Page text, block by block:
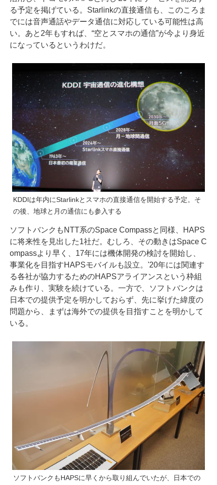
る予定を掲げている。Starlinkの直接通信も、このころま
でには音声通話やデータ通信に対応している可能性は高
い。あと2年もすれば、“空とスマホの通信”が今より身近
になっているというわけだ。
KDDIは年内にStarlinkとスマホの直接通信を開始する予定。そ
の後、地球と月の通信にも参入する
ソフトバンクもNTT系のSpace Compassと同様、HAPS
に将来性を見出した1社だ。むしろ、その動きはSpace C
ompassより早く、17年には機体開発の検討を開始し、
事業化を目指すHAPSモバイルも設立。'20年には関連す
る各社が協力するためのHAPSアライアンスという枠組
みも作り、実験を続けている。一方で、ソフトバンクは
日本での提供予定を明かしておらず、先に挙げた緯度の
問題から、まずは海外での提供を目指すことを明かして
いる。
ソフトバンクもHAPSに早くから取り組んでいたが、日本での